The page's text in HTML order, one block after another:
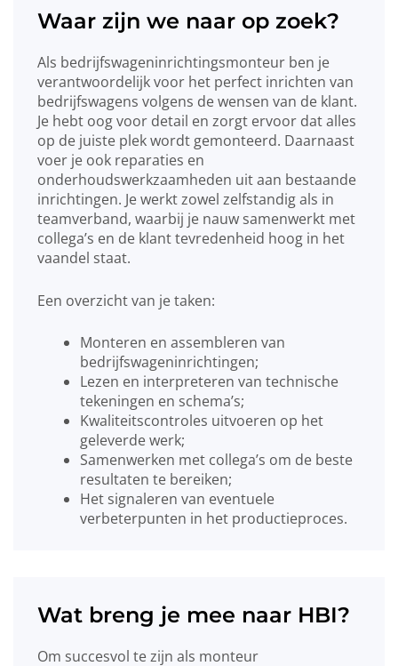
Waar zijn we naar op zoek?
Als bedrijfswageninrichtingsmonteur ben je
verantwoordelijk voor het perfect inrichten van
bedrijfswagens volgens de wensen van de klant.
Je hebt oog voor detail en zorgt ervoor dat alles
op de juiste plek wordt gemonteerd. Daarnaast
voer je ook reparaties en
onderhoudswerkzaamheden uit aan bestaande
inrichtingen. Je werkt zowel zelfstandig als in
teamverband, waarbij je nauw samenwerkt met
collega’s en de klant tevredenheid hoog in het
vaandel staat.
Een overzicht van je taken:
Monteren en assembleren van
bedrijfswageninrichtingen;
Lezen en interpreteren van technische
tekeningen en schema’s;
Kwaliteitscontroles uitvoeren op het
geleverde werk;
Samenwerken met collega’s om de beste
resultaten te bereiken;
Het signaleren van eventuele
verbeterpunten in het productieproces.
Wat breng je mee naar HBI?
Om succesvol te zijn als monteur